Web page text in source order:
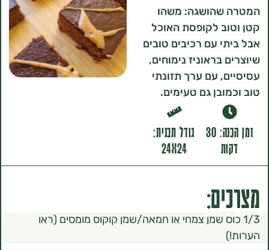
משהו
לקופסת האוכל
עם רכיבים טובים
בראוניז נימוחים,
עם ערך תזונתי
גם טעימים.
זמן הכנה: 30
גודל תבנית:
24X24
שמן צמחי או חמאה/שמן קוקוס מומסים (ראו